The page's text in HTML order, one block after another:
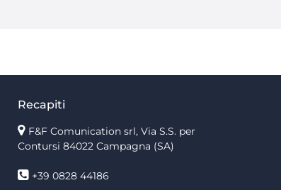
Recapiti
F&F Comunication srl, Via S.S. per
Contursi 84022 Campagna (SA)
+39 0828 44186